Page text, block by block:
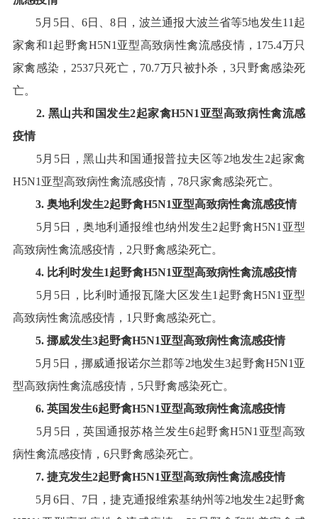
5月 5日、 6日、8 日，波兰通报大波兰省等5地发生11 起
家禽和1 起野禽H5N1 亚型高致病性禽流感疫情 ， 175.4万只
家禽感染， 2537只死亡， 70.7万只被扑杀， 3只野禽感染死
亡。
2. 黑山共和国发生2起家禽H5N1 亚型高致病性禽流感
疫情
5月 5日，黑山共和国通报普拉夫区等2地发生2起家禽
H5N1 亚型高致病性禽流感疫情， 78只家禽感染死亡。
3. 奥地利发生2起野禽H5N1亚型高致病性禽流感疫情
5月 5日，奥地利通报维也纳州发生2起野禽H5N1 亚型
高致病性禽流感疫情， 2 只野禽感染死亡。
4. 比利时发生1起野禽H5N1亚型高致病性禽流感疫情
5月 5日，比利时通报瓦隆大区发生1 起野禽H5N1 亚型
高致病性禽流感疫情， 1 只野禽感染死亡。
5. 挪威发生3起野禽H5N1亚型高致病性禽流感疫情
5月 5日，挪威通报诺尔兰郡等2地发生3起野禽H5N1 亚
型高致病性禽流感疫情， 5只野禽感染死亡。
6. 英国发生6起野禽H5N1亚型高致病性禽流感疫情
5月 5日，英国通报苏格兰发生6起野禽H5N1 亚型高致
病性禽流感疫情， 6只野禽感染死亡。
7. 捷克发生2起野禽H5N1亚型高致病性禽流感疫情
5月 6日、 7日，捷克通报维索基纳州等2地发生2起野禽